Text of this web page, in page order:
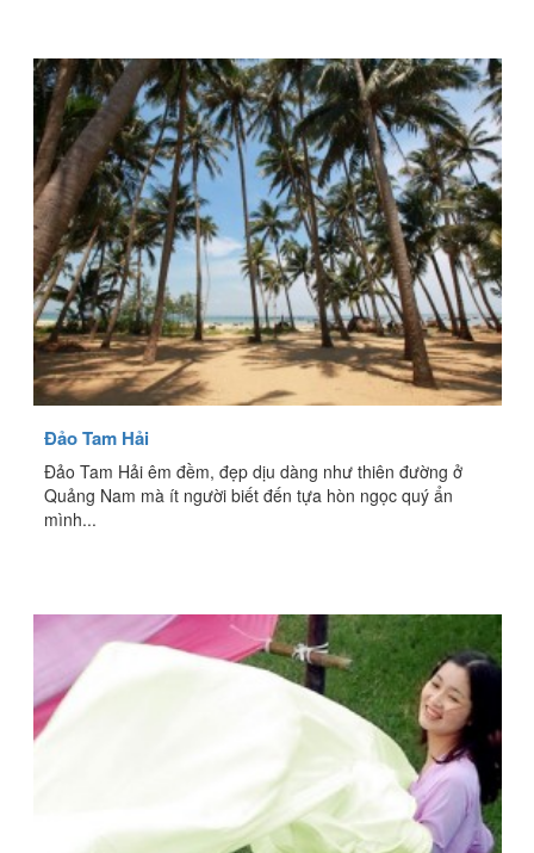
Đảo Tam Hải
Đảo Tam Hải êm đềm, đẹp dịu dàng như thiên đường ở
Quảng Nam mà ít người biết đến tựa hòn ngọc quý ẩn
mình...